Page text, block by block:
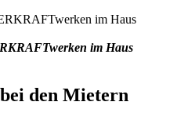
im Haus
den Mietern